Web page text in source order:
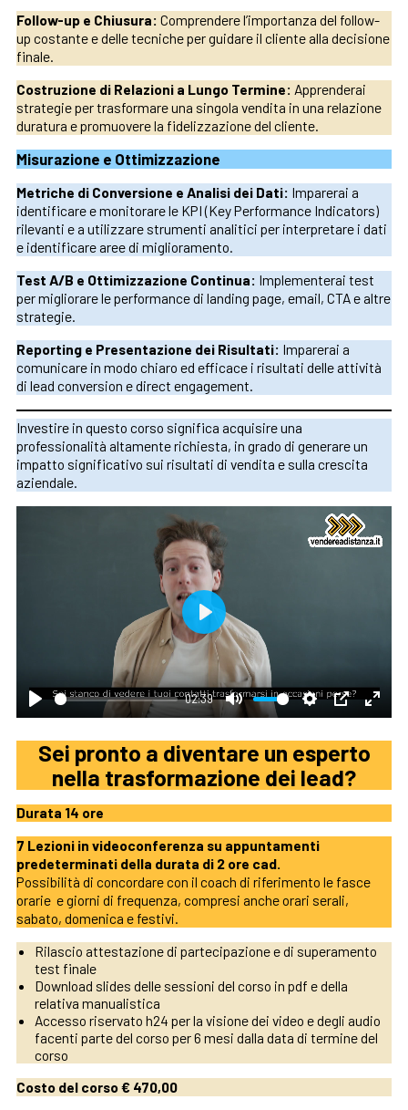
Follow-up e Chiusura: Comprendere l’importanza del follow-
up costante e delle tecniche per guidare il cliente alla decisione
finale.
Costruzione di Relazioni a Lungo Termine: Apprenderai
strategie per trasformare una singola vendita in una relazione
duratura e promuovere la fidelizzazione del cliente.
Misurazione e Ottimizzazione
Metriche di Conversione e Analisi dei Dati: Imparerai a
identificare e monitorare le KPI (Key Performance Indicators)
rilevanti e a utilizzare strumenti analitici per interpretare i dati
e identificare aree di miglioramento.
Test A/B e Ottimizzazione Continua: Implementerai test
per migliorare le performance di landing page, email, CTA e altre
strategie.
Reporting e Presentazione dei Risultati: Imparerai a
comunicare in modo chiaro ed efficace i risultati delle attività
di lead conversion e direct engagement.
Investire in questo corso significa acquisire una
professionalità altamente richiesta, in grado di generare un
impatto significativo sui risultati di vendita e sulla crescita
aziendale.
Play
02:39
Mute Settings
PIP Enter
Play
Sei pronto a diventare un esperto
nella trasformazione dei lead?
Durata 14 ore
7 Lezioni in videoconferenza su appuntamenti
predeterminati della durata di 2 ore cad.
Possibilità di concordare con il coach di riferimento le fasce
orarie e giorni di frequenza, compresi anche orari serali,
sabato, domenica e festivi.
Rilascio attestazione di partecipazione e di superamento
test finale
Download slides delle sessioni del corso in pdf e della
relativa manualistica
Accesso riservato h24 per la visione dei video e degli audio
facenti parte del corso per 6 mesi dalla data di termine del
corso
Costo del corso € 470,00